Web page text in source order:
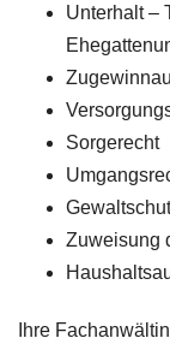
Unterhalt –
Sorgerecht
Zuweisung
Ihre